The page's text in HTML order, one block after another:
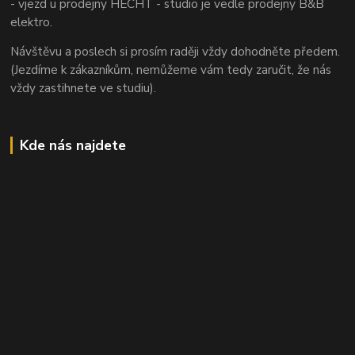
- vjezd u prodejny HECHT - studio je vedle prodejny B&B
elektro.
Návštěvu a poslech si prosím raději vždy dohodněte předem.
(Jezdíme k zákazníkům, nemůžeme vám tedy zaručit, že nás
vždy zastihnete ve studiu).
Kde nás najdete